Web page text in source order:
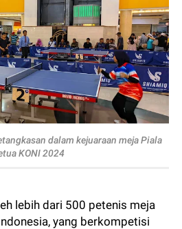
dalam kejuaraan meja Piala
KONI 2024
lebih dari 500 petenis meja
yang berkompetisi